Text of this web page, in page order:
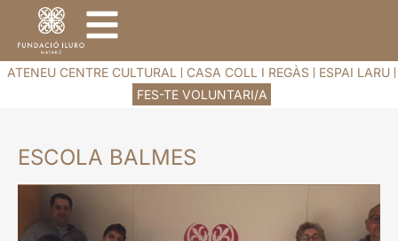
ATENEU CENTRE CULTURAL CASA COLL I REGÀS
ESPAI LARU
FES-TE VOLUNTARI/A
ESCOLA BALMES